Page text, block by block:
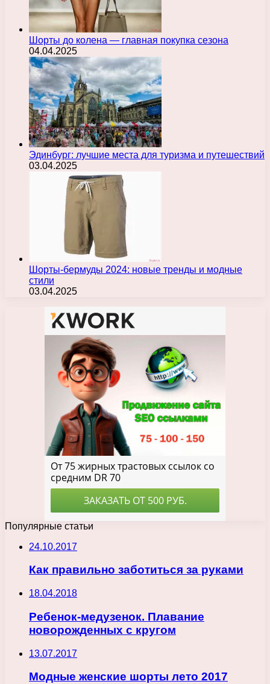
Шорты до колена — главная покупка сезона
04.04.2025
Эдинбург: лучшие места для туризма и путешествий
03.04.2025
Шорты-бермуды 2024: новые тренды и модные
стили
03.04.2025
Популярные статьи
24.10.2017
Как правильно заботиться за руками
18.04.2018
Ребенок-медузенок. Плавание
новорожденных с кругом
13.07.2017
Модные женские шорты лето 2017